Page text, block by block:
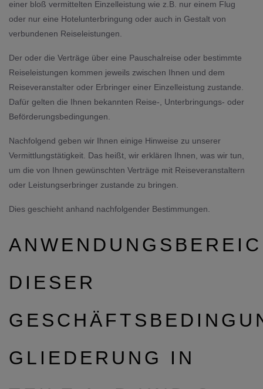
einer bloß vermittelten Einzelleistung wie z.B. nur einem Flug
oder nur eine Hotelunterbringung oder auch in Gestalt von
verbundenen Reiseleistungen.
Der oder die Verträge über eine Pauschalreise oder bestimmte
Reiseleistungen kommen jeweils zwischen Ihnen und dem
Reiseveranstalter oder Erbringer einer Einzelleistung zustande.
Dafür gelten die Ihnen bekannten Reise-, Unterbringungs- oder
Beförderungsbedingungen.
Nachfolgend geben wir Ihnen einige Hinweise zu unserer
Vermittlungstätigkeit. Das heißt, wir erklären Ihnen, was wir tun,
um die von Ihnen gewünschten Verträge mit Reiseveranstaltern
oder Leistungserbringer zustande zu bringen.
Dies geschieht anhand nachfolgender Bestimmungen.
DIESER
GLIEDERUNG IN